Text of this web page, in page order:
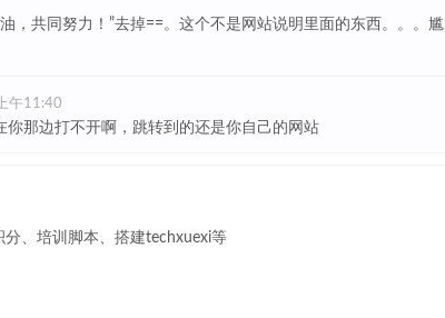
，共同努力！”去掉==。这个不是网站说明里面的东西。。。尴
午11:40
那边打不开啊，跳转到的还是你自己的网站
、培训脚本、搭建techxuexi等